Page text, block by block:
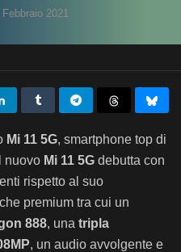
2021
Mi 11 5G, smartphone top di
nuovo Mi 11 5G debutta con
rispetto al suo
premium tra cui un
888, una tripla
, un audio avvolgente e